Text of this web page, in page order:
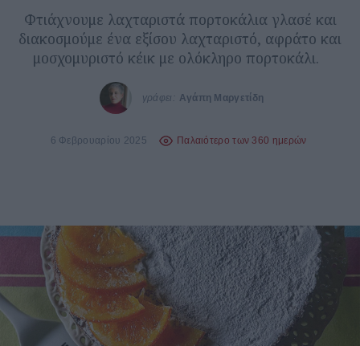
Φτιάχνουμε λαχταριστά πορτοκάλια γλασέ και
διακοσμούμε ένα εξίσου λαχταριστό, αφράτο και
μοσχομυριστό κέικ με ολόκληρο πορτοκάλι.
γράφει: Αγάπη Μαργετίδη
6 Φεβρουαρίου 2025 Παλαιότερο των 360 ημερών